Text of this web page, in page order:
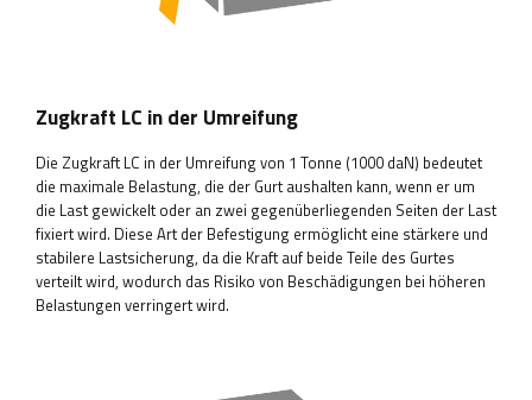
Zugkraft LC in der Umreifung
Die Zugkraft LC in der Umreifung von 1 Tonne (1000 daN) bedeutet
die maximale Belastung, die der Gurt aushalten kann, wenn er um
die Last gewickelt oder an zwei gegenüberliegenden Seiten der Last
fixiert wird. Diese Art der Befestigung ermöglicht eine stärkere und
stabilere Lastsicherung, da die Kraft auf beide Teile des Gurtes
verteilt wird, wodurch das Risiko von Beschädigungen bei höheren
Belastungen verringert wird.